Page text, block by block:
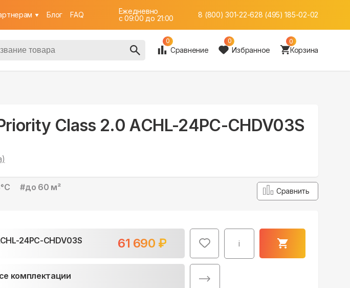
Блог FAQ
Ежедневно
c 09:00 до 21:00
8 (800) 301-22-628 (495) 185-02-02
0
Сравнение
0
Избранное
0
Корзина
Class 2.0 ACHL-24PC-CHDV03S
#до 60 м² Сравнить
24PC-CHDV03S 61 690 ₽ i
комплектации